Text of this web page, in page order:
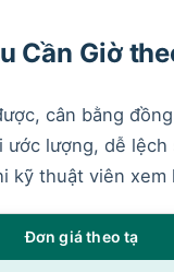
Cần Giờ
cân bằng
lượng, dễ
kỹ thuật viên xem
Đơn giá theo tạ